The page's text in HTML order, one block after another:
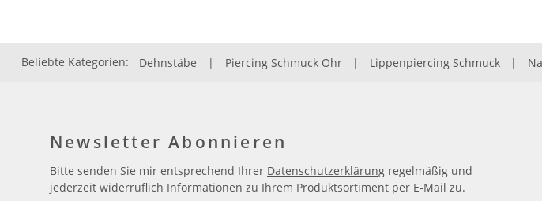
Beliebte Kategorien: Dehnstäbe | Piercing Schmuck Ohr | Lippenpiercing Schmuck |
Newsletter Abonnieren
Bitte senden Sie mir entsprechend Ihrer Datenschutzerklärung regelmäßig und
jederzeit widerruflich Informationen zu Ihrem Produktsortiment per E-Mail zu.